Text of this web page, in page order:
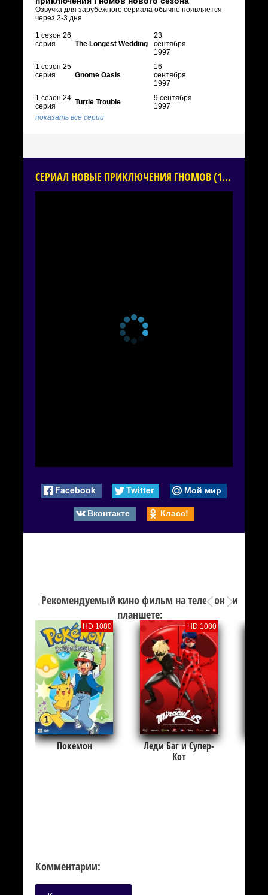
Озвучка для зарубежного сериала обычно появляется
через 2-3 дня
1 сезон 26
серия
The Longest Wedding
23
сентября
1997
1 сезон 25
серия
Gnome Oasis
16
сентября
1997
1 сезон 24
серия
Turtle Trouble
9 сентября
1997
показать все серии
СЕРИАЛ НОВЫЕ ПРИКЛЮЧЕНИЯ ГНОМОВ (1997) ОНЛАЙН БЕСПЛАТНО
Facebook Twitter
Мой мир
Вконтакте
Класс!
Рекомендуемый кино фильм на телефоне и
планшете:
HD 1080
Покемон
HD 1080
Леди Баг и Супер-
Кот
Комментарии: